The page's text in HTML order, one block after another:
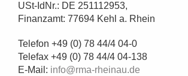
USt-IdNr.: DE 251112953,
Finanzamt: 77694 Kehl a. Rhein
Telefon +49 (0) 78 44/4 04-0
Telefax +49 (0) 78 44/4 04-138
E-Mail: info@rma-rheinau.de